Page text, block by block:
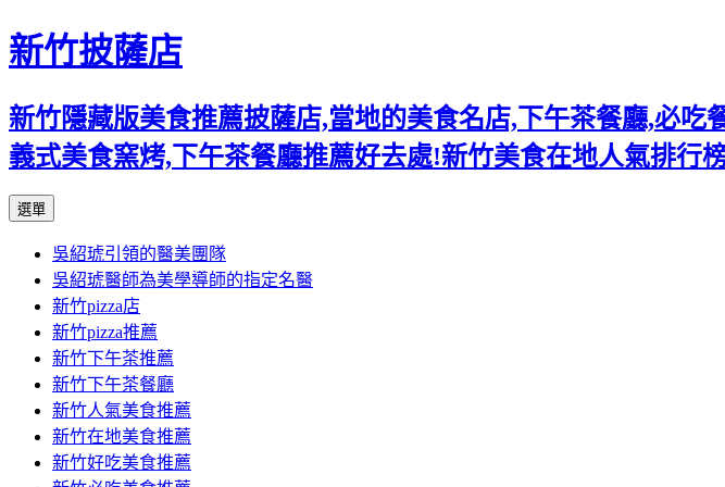
新竹披薩店
新竹隱藏版美食推薦披薩店,當地的美食名店,下午茶餐廳,必
義式美食窯烤,下午茶餐廳推薦好去處!新竹美食在地人氣排行
選單
主
要
內
容
吳紹琥引領的醫美團隊
吳紹琥醫師為美學導師的指定名醫
新竹pizza店
新竹pizza推薦
新竹下午茶推薦
新竹下午茶餐廳
新竹人氣美食推薦
新竹在地美食推薦
新竹好吃美食推薦